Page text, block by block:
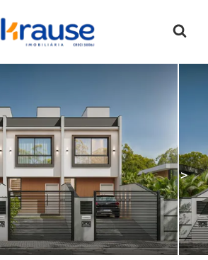
Página inicial
>